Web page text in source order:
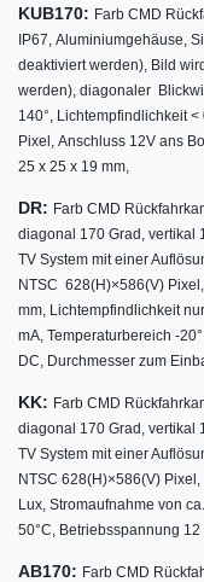
KUB170: Farb CMD
IP67, Aluminiumgehäuse,
deaktiviert werden), Bild
werden), diagonaler
140°, Lichtempfindlichkeit <
Pixel, Anschluss 12V ans
25 x 25 x 19 mm,
DR: Farb CMD
diagonal 170 Grad, vertikal
TV System mit einer
NTSC 628(H)×586(V) Pixel,
mm, Lichtempfindlichkeit
mA, Temperaturbereich -
DC, Durchmesser zum
KK: Farb CMD
diagonal 170 Grad, vertikal
TV System mit einer
NTSC 628(H)×586(V) Pixel,
Lux, Stromaufnahme von
50°C, Betriebsspannung 12
AB170: Farb CMD